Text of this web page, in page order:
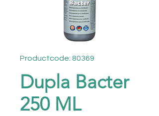
Productcode: 80369
Dupla Bacter
250 ML